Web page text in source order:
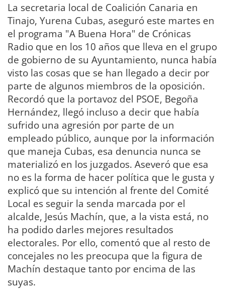
La secretaria local de Coalición Canaria en
Tinajo, Yurena Cubas, aseguró este martes en
el programa "A Buena Hora" de Crónicas
Radio que en los 10 años que lleva en el grupo
de gobierno de su Ayuntamiento, nunca había
visto las cosas que se han llegado a decir por
parte de algunos miembros de la oposición.
Recordó que la portavoz del PSOE, Begoña
Hernández, llegó incluso a decir que había
sufrido una agresión por parte de un
empleado público, aunque por la información
que maneja Cubas, esa denuncia nunca se
materializó en los juzgados. Aseveró que esa
no es la forma de hacer política que le gusta y
explicó que su intención al frente del Comité
Local es seguir la senda marcada por el
alcalde, Jesús Machín, que, a la vista está, no
ha podido darles mejores resultados
electorales. Por ello, comentó que al resto de
concejales no les preocupa que la figura de
Machín destaque tanto por encima de las
suyas.